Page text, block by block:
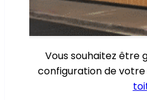
Vous souhaitez être
configuration de